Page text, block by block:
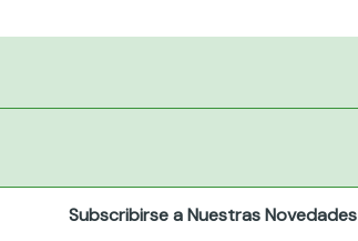
Subscribirse a Nuestras Novedades